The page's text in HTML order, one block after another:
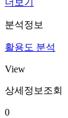
더보기
분석정보
활용도 분석
View
상세정보조회
0